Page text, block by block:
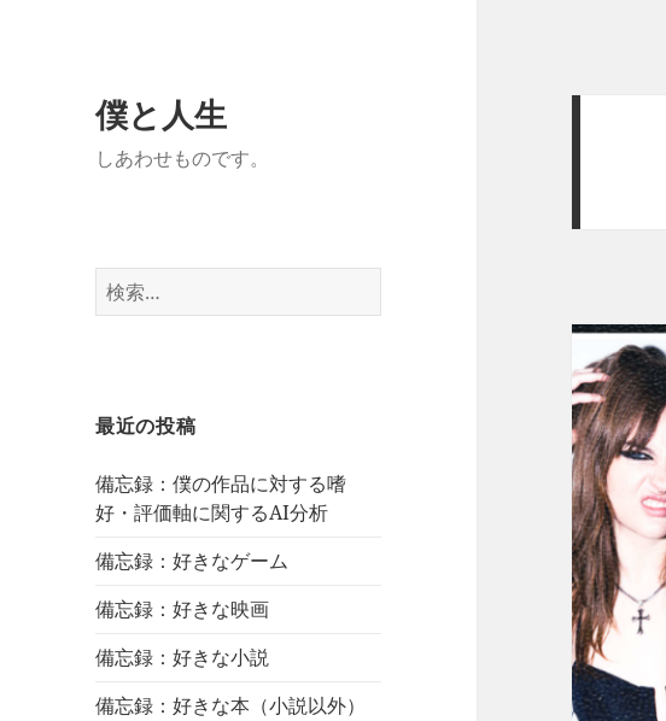
僕と人生
しあわせものです。
検
索:
最近の投稿
備忘録：僕の作品に対する嗜
好・評価軸に関するAI分析
備忘録：好きなゲーム
備忘録：好きな映画
備忘録：好きな小説
備忘録：好きな本（小説以外）